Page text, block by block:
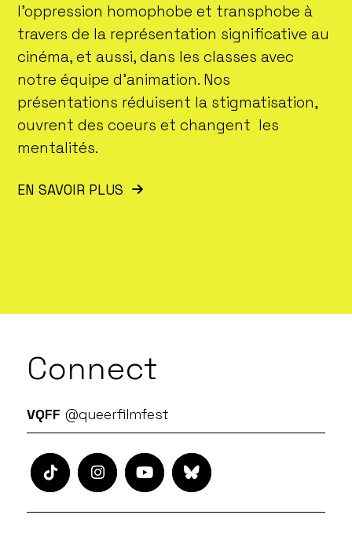
l’oppression homophobe et transphobe à
travers de la représentation significative au
cinéma, et aussi, dans les classes avec
notre équipe d’animation. Nos
présentations réduisent la stigmatisation,
ouvrent des coeurs et changent les
mentalités.
EN SAVOIR PLUS
Connect
VQFF @queerfilmfest